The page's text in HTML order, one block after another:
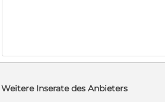
Weitere Inserate des Anbieters